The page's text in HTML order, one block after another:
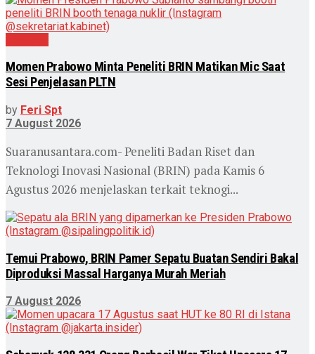
Momen Prabowo Minta Peneliti BRIN Matikan Mic Saat
Sesi Penjelasan PLTN
by Feri Spt
7 August 2026
Suaranusantara.com- Peneliti Badan Riset dan
Teknologi Inovasi Nasional (BRIN) pada Kamis 6
Agustus 2026 menjelaskan terkait teknogi...
Temui Prabowo, BRIN Pamer Sepatu Buatan Sendiri Bakal
Diproduksi Massal Harganya Murah Meriah
7 August 2026